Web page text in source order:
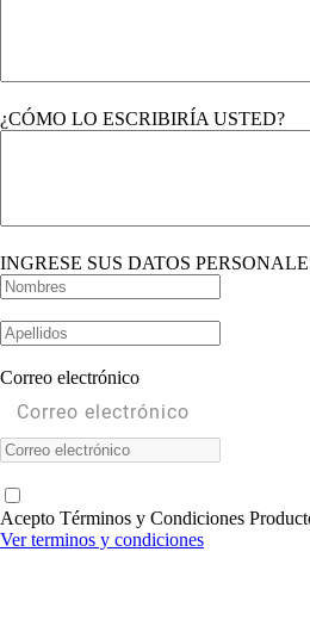
¿CÓMO LO ESCRIBIRÍA USTED?
INGRESE SUS DATOS
Correo electrónico
Acepto Términos y Condiciones
Ver terminos y condiciones